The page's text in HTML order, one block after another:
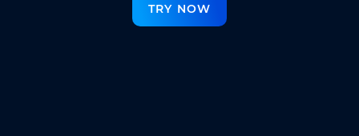
TRY NOW